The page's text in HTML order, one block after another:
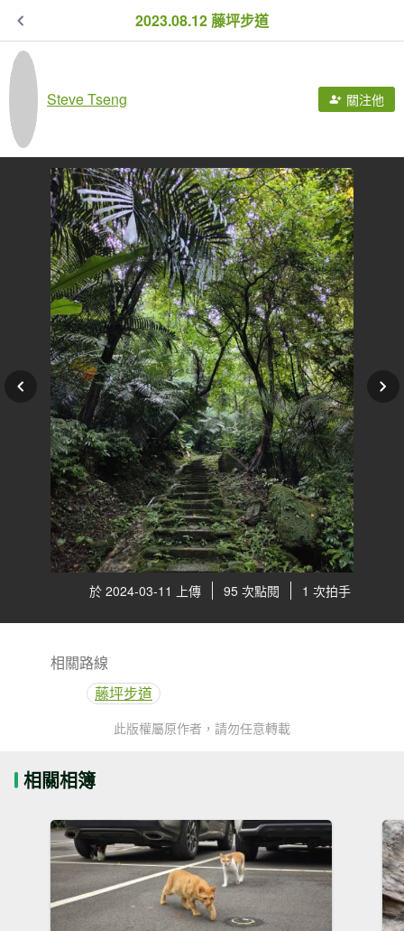
2023.08.12 藤坪步道
Steve Tseng 關注他
於 2024-03-11 上傳 95 次點閱 1 次拍手
相關路線
藤坪步道
此版權屬原作者，請勿任意轉載
相關相簿